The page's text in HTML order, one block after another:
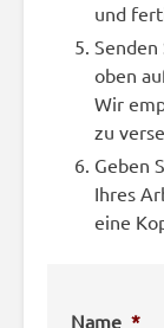
und
Senden
oben
Wir
zu
Geben
Ihres
eine
Name *